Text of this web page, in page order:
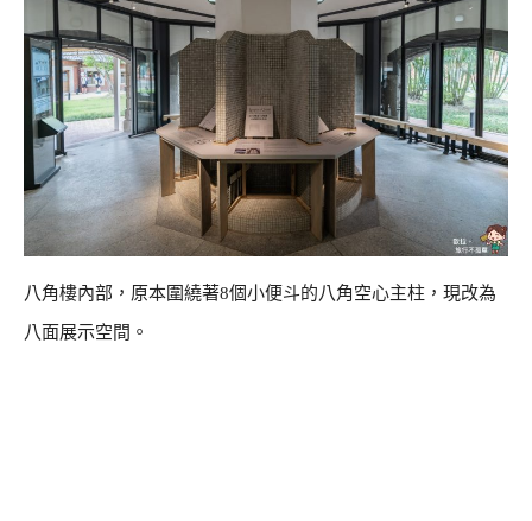
八角樓內部，原本圍繞著8個小便斗的八角空心主柱，現改為
八面展示空間。